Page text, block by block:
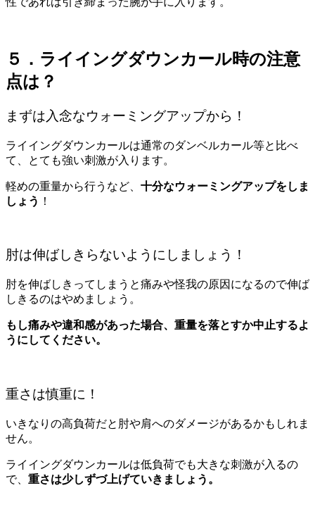
５．ライイングダウンカール時の注意
点は？
まずは入念なウォーミングアップから！
ライイングダウンカールは通常のダンベルカール等と比べ
て、とても強い刺激が入ります。
軽めの重量から行うなど、 十分なウォーミングアップをしま
しょう ！
肘は伸ばしきらないようにしましょう！
肘を伸ばしきってしまうと痛みや怪我の原因になるので伸ば
しきるのはやめましょう。
もし痛みや違和感があった場合、重量を落とすか中止するよ
うにしてください。
重さは慎重に！
いきなりの高負荷だと肘や肩へのダメージがあるかもしれま
せん。
ライイングダウンカールは低負荷でも大きな刺激が入るの
で、 重さは少しずづ上げていきましょう。